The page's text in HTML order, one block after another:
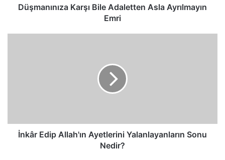
Düşmanınıza Karşı Bile Adaletten Asla Ayrılmayın
Emri
İnkâr Edip Allah'ın Ayetlerini Yalanlayanların Sonu
Nedir?